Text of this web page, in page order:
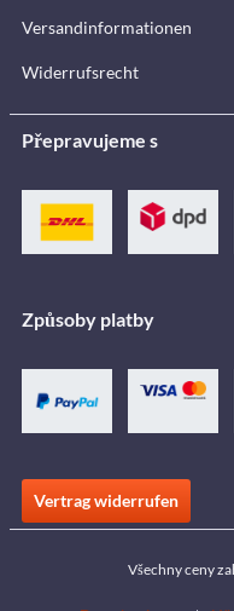
Versandinformationen
Widerrufsrecht
Přepravujeme s
Způsoby platby
Vertrag widerrufen
Všechny ceny